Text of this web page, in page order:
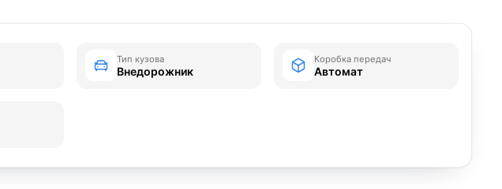
Тип кузова
Внедорожник
Коробка передач
Автомат